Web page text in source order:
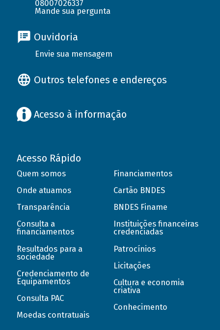
08007026337
Mande sua pergunta
Ouvidoria
Envie sua mensagem
Outros telefones e endereços
Acesso à informação
Acesso Rápido
Quem somos
Onde atuamos
Transparência
Consulta a
financiamentos
Resultados para a
sociedade
Credenciamento de
Equipamentos
Consulta PAC
Moedas contratuais
Financiamentos
Cartão BNDES
BNDES Finame
Instituições financeiras
credenciadas
Patrocínios
Licitações
Cultura e economia
criativa
Conhecimento